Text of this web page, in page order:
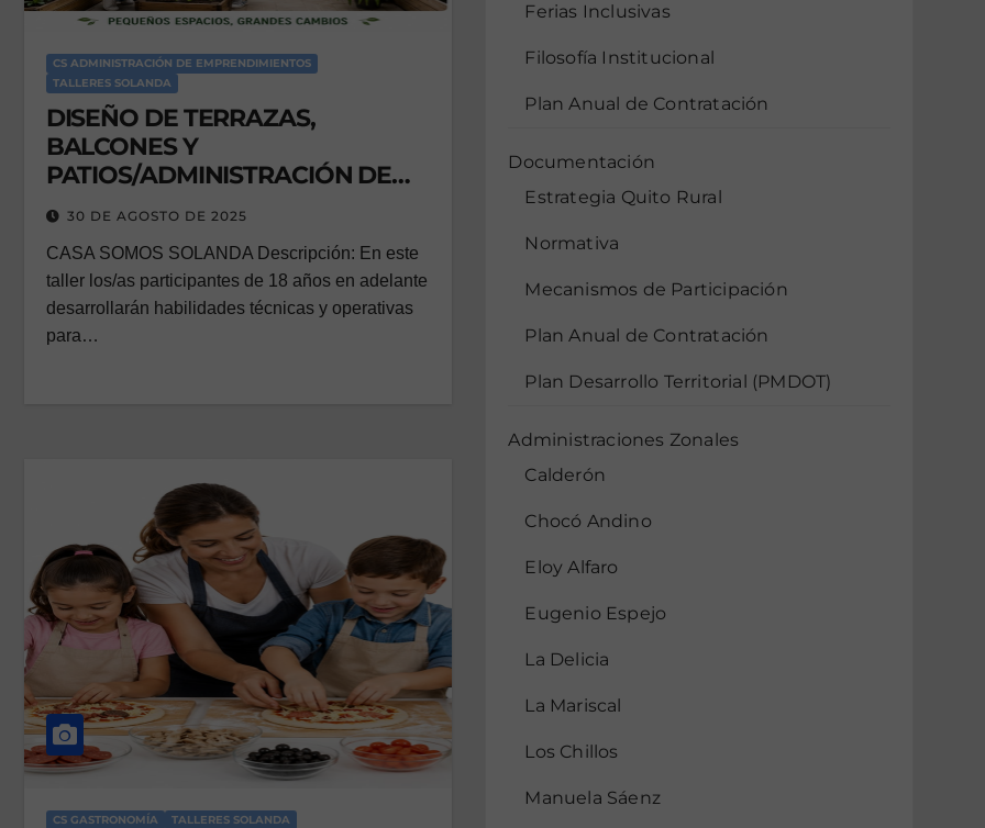
CS ADMINISTRACIÓN DE EMPRENDIMIENTOS
TALLERES SOLANDA
DISEÑO DE TERRAZAS,
BALCONES Y
PATIOS/ADMINISTRACIÓN DE
EMPRENDIMIENTOS/VIRTUAL
30 DE AGOSTO DE 2025
CASA SOMOS SOLANDA Descripción: En este
taller los/as participantes de 18 años en adelante
desarrollarán habilidades técnicas y operativas
para…
CS GASTRONOMÍA TALLERES SOLANDA
Ferias Inclusivas
Filosofía Institucional
Plan Anual de Contratación
Documentación
Estrategia Quito Rural
Normativa
Mecanismos de Participación
Plan Anual de Contratación
Plan Desarrollo Territorial (PMDOT)
Administraciones Zonales
Calderón
Chocó Andino
Eloy Alfaro
Eugenio Espejo
La Delicia
La Mariscal
Los Chillos
Manuela Sáenz